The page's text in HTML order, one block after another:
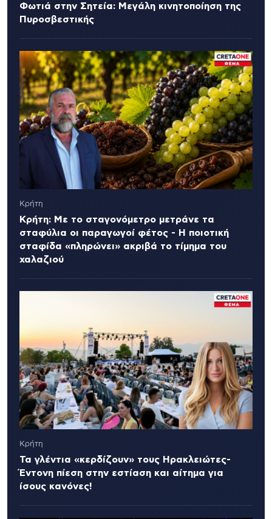
Φωτιά στην Σητεία: Μεγάλη κινητοποίηση της
Πυροσβεστικής
Κρήτη
Κρήτη: Με το σταγονόμετρο μετράνε τα
σταφύλια οι παραγωγοί φέτος - Η ποιοτική
σταφίδα «πληρώνει» ακριβά το τίμημα του
χαλαζιού
Κρήτη
Τα γλέντια «κερδίζουν» τους Ηρακλειώτες-
Έντονη πίεση στην εστίαση και αίτημα για
ίσους κανόνες!